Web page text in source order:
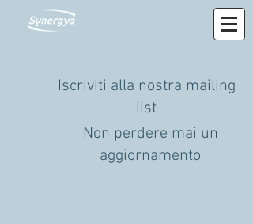
Iscriviti alla nostra mailing
list
Non perdere mai un
aggiornamento